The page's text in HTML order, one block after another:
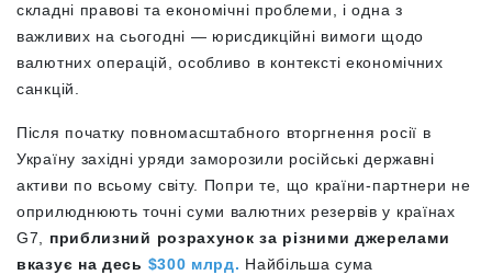
складні правові та економічні проблеми, і одна з
важливих на сьогодні — юрисдикційні вимоги щодо
валютних операцій, особливо в контексті економічних
санкцій.
Після початку повномасштабного вторгнення росії в
Україну західні уряди заморозили російські державні
активи по всьому світу. Попри те, що країни-партнери не
оприлюднюють точні суми валютних резервів у країнах
G7, приблизний розрахунок за різними джерелами
вказує на десь $300 млрд. Найбільша сума